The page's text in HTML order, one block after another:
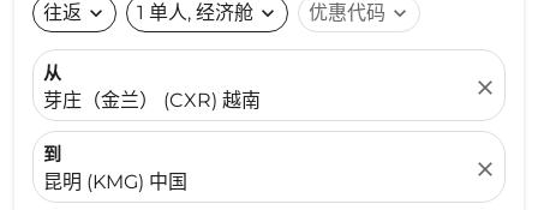
往返 expand_more 1 单人, 经济舱 expand_more 优惠代码 expand_more
从
芽庄（金兰） (CXR) 越南
close
到
昆明 (KMG) 中国
close